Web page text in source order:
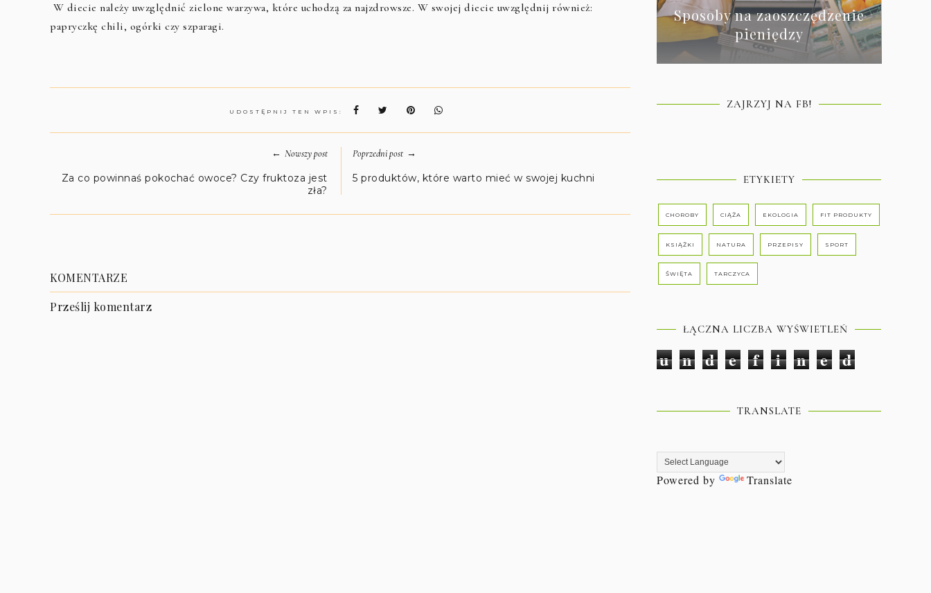
W diecie należy uwzględnić zielone warzywa, które uchodzą za najzdrowsze. W swojej diecie uwzględnij również:
papryczkę chili, ogórki czy szparagi.
UDOSTĘPNIJ TEN WPIS:
← Nowszy post
Za co powinnaś pokochać owoce? Czy fruktoza jest
zła?
Poprzedni post →
5 produktów, które warto mieć w swojej kuchni
KOMENTARZE
Prześlij komentarz
Sposoby na zaoszczędzenie
pieniędzy
ZAJRZYJ NA FB!
ETYKIETY
CHOROBY CIĄŻA EKOLOGIA FIT PRODUKTY
KSIĄŻKI NATURA PRZEPISY SPORT
ŚWIĘTA TARCZYCA
ŁĄCZNA LICZBA WYŚWIETLEŃ
u n d e f i n e d
TRANSLATE
Powered by Translate